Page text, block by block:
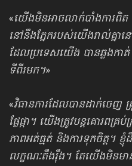
«យើងមិនអាចលាក់បាំងការពិត
នៅនឹងភ្នែករបស់យើងរាល់គ្នាន
ដែលប្រទេសយើង បានឆ្លងកា
ទីពីរមក។»
«វិធានការដែលបានដាក់ចេញ
ផ្លែផ្កា។ យើងត្រូវបន្តគោរពគ្
ភាពអត់ធ្មត់ និងការទុកចិត្ត។ ខ្ញុំ
លក្ខណៈតឹងរ៉ឹង។ តែយើងមិនមា